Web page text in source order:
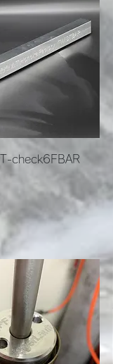
ックビュー
check6FBAR